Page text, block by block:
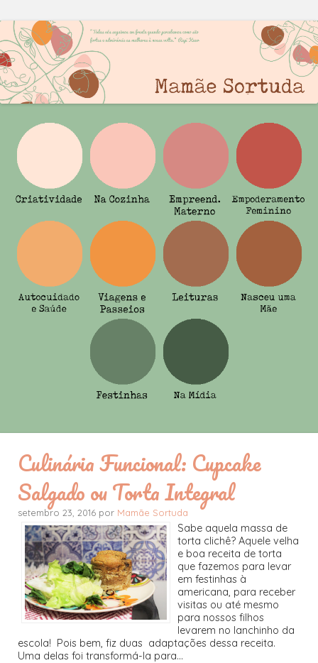
Culinária Funcional: Cupcake
Salgado ou Torta Integral
setembro 23, 2016 por Mamãe Sortuda
Sabe aquela massa de
torta clichê? Aquele velha
e boa receita de torta
que fazemos para levar
em festinhas à
americana, para receber
visitas ou até mesmo
para nossos filhos
levarem no lanchinho da
escola! Pois bem, fiz duas adaptações dessa receita.
Uma delas foi transformá-la para...